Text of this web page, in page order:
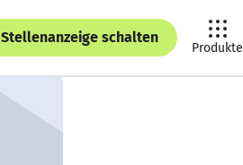
Stellenanzeige schalten
Produkte